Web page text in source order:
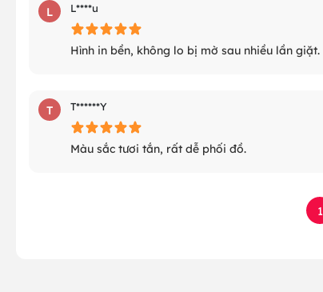
L L****u
Hình in bền, không lo bị mờ sau nhiều lần giặt.
T T******Y
Màu sắc tươi tắn, rất dễ phối đồ.
1